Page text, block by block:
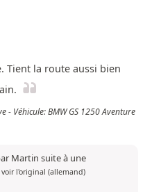
Tient la route aussi bien
- Véhicule: BMW GS 1250 Aventure
Martin suite à une
voir l'original (allemand)